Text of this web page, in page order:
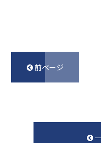
前ページ